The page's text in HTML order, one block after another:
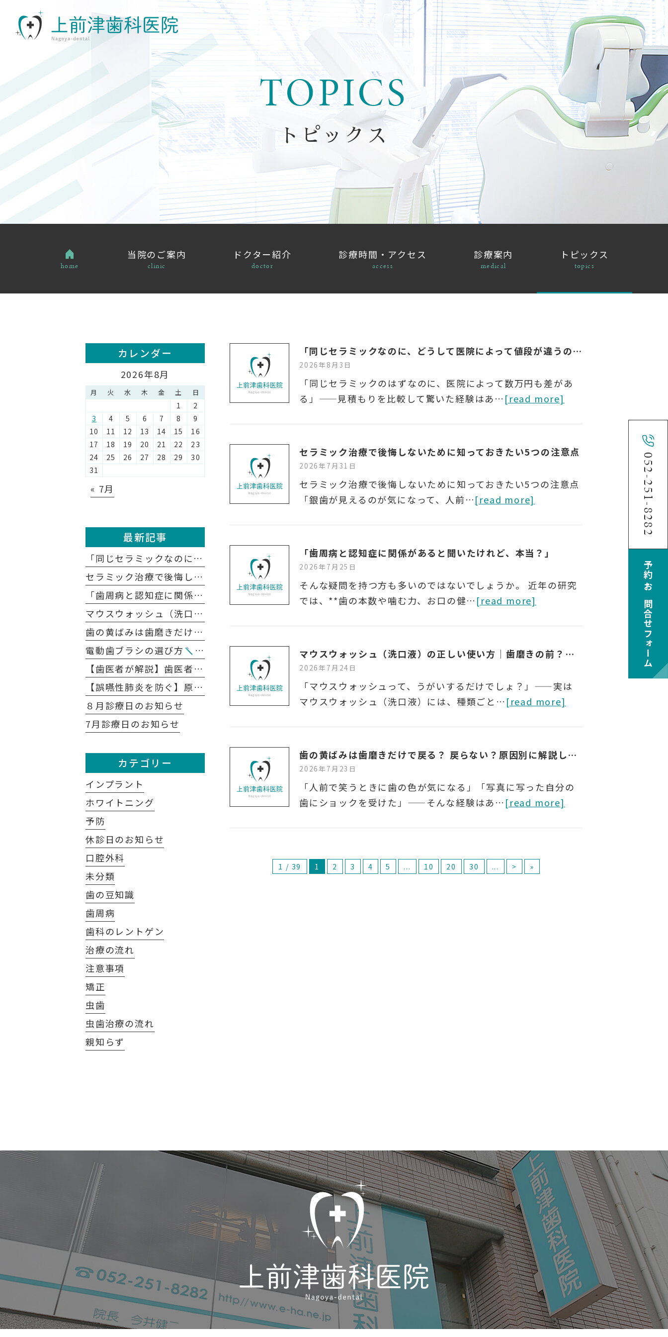
TOPICS
トピックス
home
当院のご案内
clinic
ドクター紹介
doctor
診療時間・アクセス
access
診療案内
medical
トピックス
topics
「同じセラミックなのに、どうして医院によって値段が違うの？」
2026年8月3日
「同じセラミックのはずなのに、医院によって数万円も差があ
る」——見積もりを比較して驚いた経験はあ… [read more]
セラミック治療で後悔しないために知っておきたい5つの注意点
2026年7月31日
セラミック治療で後悔しないために知っておきたい5つの注意点
「銀歯が見えるのが気になって、人前…[read more]
「歯周病と認知症に関係があると聞いたけれど、本当？」
2026年7月25日
そんな疑問を持つ方も多いのではないでしょうか。 近年の研究
では、**歯の本数や噛む力、お口の健… [read more]
マウスウォッシュ（洗口液）の正しい使い方｜歯磨きの前？後？効果を高めるポイント
2026年7月24日
「マウスウォッシュって、うがいするだけでしょ？」——実は
マウスウォッシュ（洗口液）には、種類ごと… [read more]
歯の黄ばみは歯磨きだけで戻る？ 戻らない？原因別に解説します
2026年7月23日
「人前で笑うときに歯の色が気になる」「写真に写った自分の
歯にショックを受けた」——そんな経験はあ… [read more]
1 / 39 1 2 3 4 5 ... 10 20 30 ... > »
カレンダー
2026年8月
月 火 水 木 金 土 日
1
2
3
4 5 6 7 8
9
10
11 12 13 14 15
16
17
18 19 20 21 22
23
24
25 26 27 28 29
30
31
« 7月
最新記事
「同じセラミックなのに、どうして医院によって値段が違うの？」
セラミック治療で後悔しないために知っておきたい5つの注意点
「歯周病と認知症に関係があると聞いたけれど、本当？」
マウスウォッシュ（洗口液）の正しい使い方｜歯磨きの前？後？効果を高めるポイント
歯の黄ばみは歯磨きだけで戻る？ 戻らない？原因別に解説します
電動歯ブラシの選び方
音波式？回転式？迷ったらこれを見てください。
【歯医者が解説】歯医者が怖い人のための「無痛治療」の裏側｜麻酔の痛みを抑える4つの工夫
【誤嚥性肺炎を防ぐ】原因は口の中にあり？歯科医が教える予防法
８月診療日のお知らせ
7月診療日のお知らせ
カテゴリー
インプラント
ホワイトニング
予防
休診日のお知らせ
口腔外科
未分類
歯の豆知識
歯周病
歯科のレントゲン
治療の流れ
注意事項
矯正
虫歯
虫歯治療の流れ
親知らず
052-251-8282
予約・お問合せフォーム